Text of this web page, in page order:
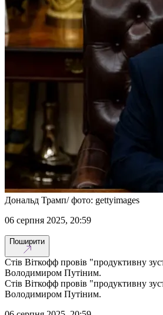
Дональд Трамп/ фото: gettyimages
06 серпня 2025, 20:59
Поширити
Стів Віткофф провів "продуктивну
Володимиром Путіним.
Стів Віткофф провів "продуктивну
Володимиром Путіним.